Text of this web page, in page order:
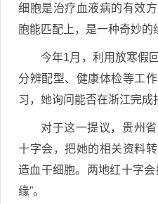
细胞是治疗血液病的有效
胞能匹配上，是一种奇妙的
今年1月，利用放寒假
分辨配型、健康体检等工
习，她询问能否在浙江完成
对于这一提议，贵州
十字会，把她的相关资料
造血干细胞。两地红十字
缘”。